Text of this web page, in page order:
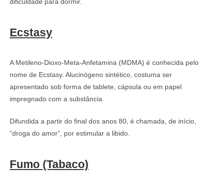
Ecstasy
A Metileno-Dioxo-Meta-Anfetamina (MDMA) é conhecida pelo
nome de Ecstasy. Alucinógeno sintético, costuma ser
apresentado sob forma de tablete, cápsula ou em papel
impregnado com a substância.
Difundida a partir do final dos anos 80, é chamada, de início,
“droga do amor”, por estimular a libido.
Fumo (Tabaco)